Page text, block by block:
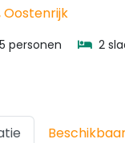
Oostenrijk
5 personen 2